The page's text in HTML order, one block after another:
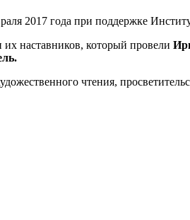
2017 года при поддержке
их наставников, который провели
чтения,